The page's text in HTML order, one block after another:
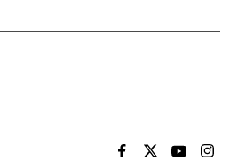
EL PAÍS BRASIL EN
EL PAÍSEL PAÍS
EL